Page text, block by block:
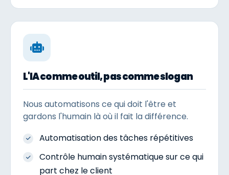
L'IA comme outil, pas comme slogan
Nous automatisons ce qui doit l'être et
gardons l'humain là où il fait la différence.
Automatisation des tâches répétitives
Contrôle humain systématique sur ce qui
part chez le client